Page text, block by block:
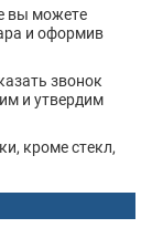
вы можете
и оформив
звонок
и утвердим
кроме стекл,